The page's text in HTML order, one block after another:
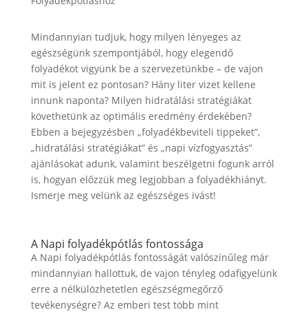
Mindannyian tudjuk, hogy milyen lényeges az
egészségünk szempontjából, hogy elegendő
folyadékot vigyünk be a szervezetünkbe – de vajon
mit is jelent ez pontosan? Hány liter vizet kellene
innunk naponta? Milyen hidratálási stratégiákat
követhetünk az optimális eredmény érdekében?
Ebben a bejegyzésben „folyadékbeviteli tippeket”,
„hidratálási stratégiákat” és „napi vízfogyasztás”
ajánlásokat adunk, valamint beszélgetni fogunk arról
is, hogyan előzzük meg legjobban a folyadékhiányt.
Ismerje meg velünk az egészséges ivást!
A Napi folyadékpótlás fontossága
A Napi folyadékpótlás fontosságát valószínűleg már
mindannyian hallottuk, de vajon tényleg odafigyelünk
erre a nélkülözhetetlen egészségmegőrző
tevékenységre? Az emberi test több mint